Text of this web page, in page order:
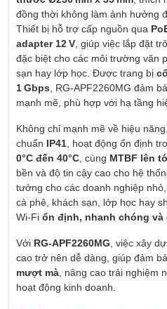
đồng thời không làm ảnh hưởng
Thiết bị hỗ trợ cấp nguồn qua
adapter 12 V, giúp việc lắp đặt
đặc biệt cho các môi trường văn
sạn hay lớp học. Được trang bị
1 Gbps, RG‑APF2260MG đảm
mạnh mẽ, phù hợp với hạ tầng
Không chỉ mạnh mẽ về hiệu
chuẩn IP41, hoạt động ổn định
0°C đến 40°C, cùng MTBF lên
bền và độ tin cậy cao cho hệ
tưởng cho các doanh nghiệp
cà phê, khách sạn, lớp học hay
Wi‑Fi ổn định, nhanh chóng và
Với RG‑APF2260MG, việc xây
cao trở nên dễ dàng, giúp đảm
mượt mà, nâng cao trải nghiệm
hoạt động kinh doanh.